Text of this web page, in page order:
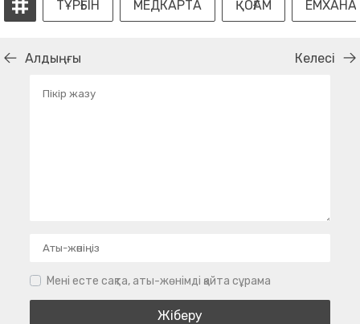
ТҰРҒЫН МЕДКАРТА ҚОҒАМ ЕМХАНА
Алдыңғы Келесі
Мені есте сақта, аты-жөнімді қайта сұрама